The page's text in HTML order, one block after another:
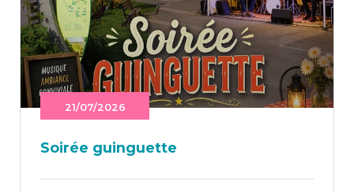
21/07/2026
Soi­rée guinguette